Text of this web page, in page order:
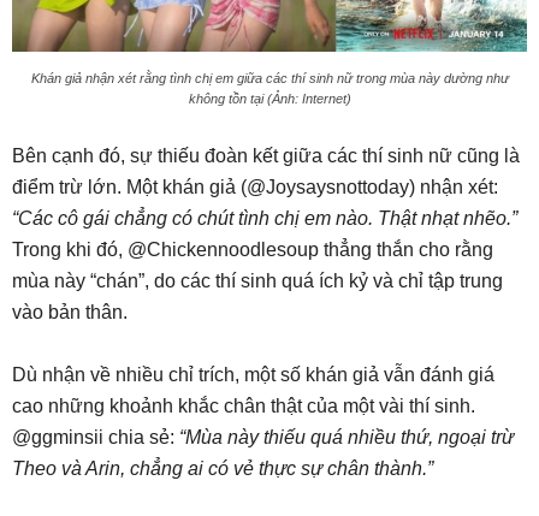
Khán giả nhận xét rằng tình chị em giữa các thí sinh nữ trong mùa này dường như
không tồn tại (Ảnh: Internet)
Bên cạnh đó, sự thiếu đoàn kết giữa các thí sinh nữ cũng là
điểm trừ lớn. Một khán giả (@Joysaysnottoday) nhận xét:
“Các cô gái chẳng có chút tình chị em nào. Thật nhạt nhẽo.”
Trong khi đó, @Chickennoodlesoup thẳng thắn cho rằng
mùa này “chán”, do các thí sinh quá ích kỷ và chỉ tập trung
vào bản thân.
Dù nhận về nhiều chỉ trích, một số khán giả vẫn đánh giá
cao những khoảnh khắc chân thật của một vài thí sinh.
@ggminsii chia sẻ: “Mùa này thiếu quá nhiều thứ, ngoại trừ
Theo và Arin, chẳng ai có vẻ thực sự chân thành.”